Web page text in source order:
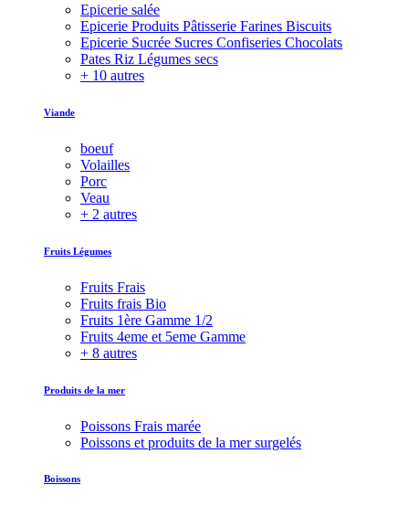
Epicerie salée
Epicerie Produits Pâtisserie Farines Biscuits
Epicerie Sucrée Sucres Confiseries Chocolats
Pates Riz Légumes secs
+ 10 autres
Viande
boeuf
Volailles
Porc
Veau
+ 2 autres
Fruits Légumes
Fruits Frais
Fruits frais Bio
Fruits 1ère Gamme 1/2
Fruits 4eme et 5eme Gamme
+ 8 autres
Produits de la mer
Poissons Frais marée
Poissons et produits de la mer surgelés
Boissons